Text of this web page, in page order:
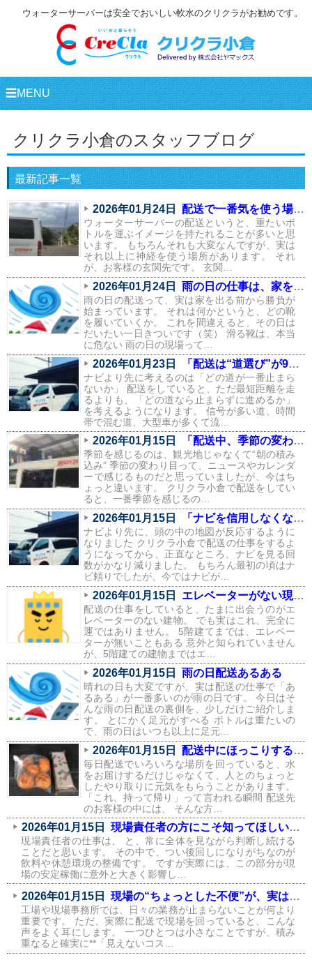
ウォーターサーバーは安全でおいしい軟水のクリクラがお勧めです。
☰MENU
クリクラ小倉のスタッフブログ
最新記事一覧
2026年01月24日 配送で一番気を使う場所は、実はここ
ウォーターサーバーの配送というと、重たいボ
トルを運ぶイメージを持たれることが多いと思
います。 もちろんそれも大変なんですが、実は
それ以上に神経を使う場所があります。 それ
が、お客様の玄関先です。 玄関…
2026年01月24日 雨の日の仕事は、家を出る前から始まっている
雨の日の配送って、実は家を出る前から勝負が
始まっています。 それは何かというと、どの靴
を履いていくか。 これを間違えると、その日は
だいたい一日きついです（笑） 滑る靴は、本当
に危ない 雨の日の現場って…
2026年01月23日 「配送は“道選び”が9割。信号と渋滞を避けるルートの話」
ナビより先に考えるのは「どの道が一番止まら
ないか」 配送をしていると、ただ最短距離を走
るよりも、「どの道なら止まらずに進めるか」
を考えるようになります。 信号が多い道、時間
帯で混む道、大型車が多くて流…
2026年01月15日 「配送中、季節の変わり目を一番感じるのはこの瞬間」
季節を感じるのは、観光地じゃなくて“朝の積み
込み” 季節の変わり目って、ニュースやカレンダ
ーで感じるものだと思っていましたが、今はち
ょっと違います。 クリクラ小倉で配送をしてい
ると、一番季節を感じるの…
2026年01月15日 「ナビを信用しなくなりました。配送で身についた“地元の勘”」
ナビより先に、頭の中の地図が反応するように
なりました クリクラ小倉で配送の仕事をするよ
うになってから、正直なところ、ナビを見る回
数がかなり減りました。 もちろん最初の頃はナ
ビ頼りでしたが、今ではナビが…
2026年01月15日 エレベーターがない現場あるある（配送員の本音つき）
配送の仕事をしていると、たまに出会うのがエ
レベーターのない建物。 でも実はこれ、完全に
運ではありません。 5階建てまでは、エレベー
ターが無いこともある 意外と知られていません
が、5階建ての建物まではエ…
2026年01月15日 雨の日配送あるある
晴れの日も大変ですが、実は配送の仕事で「あ
るある」が一番多いのが雨の日です。 今日はそ
んな雨の日配送の裏側を、少しだけご紹介しま
す。 とにかく足元がすべる ボトルは重たいの
で、雨の日はいつも以上に足元…
2026年01月15日 配送中にほっこりする瞬間が、実はたくさんあります
毎日配送でいろいろな場所を回っていると、水
をお届けするだけじゃなくて、人とのちょっと
したやり取りに元気をもらうことがあります。
「これ、持って帰り」って言われる瞬間 配送先
のお客様の中には、 そんな方…
2026年01月15日 現場責任者の方にこそ知ってほしい、飲料環境が現場に与える影響
現場責任者の仕事は、 と、常に全体を見ながら判断し続ける
ことだと思います。 その中で、つい後回しになりがちなのが
飲料や休憩環境の整備です。 ですが実際には、この部分が現
場の安定稼働に意外と大きく影響し…
2026年01月15日 現場の“ちょっとした不便”が、実はコストになっている話
工場や現場事務所では、日々の業務が止まらないことが何より
重要です。 ただ、実際に配送で現場を回っていると、こんな
声をよく耳にします。 一つひとつは小さなことですが、積み
重なると確実に**「見えないコス…